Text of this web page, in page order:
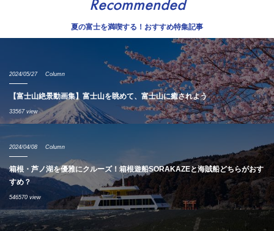
Recommended
夏の富士を満喫する！おすすめ特集記事
2024/05/27 Column
【富士山絶景動画集】富士山を眺めて、富士山に癒されよう
33567 view
2024/04/08 Column
箱根・芦ノ湖を優雅にクルーズ！箱根遊船SORAKAZEと海賊船どちらがおす
すめ？
546570 view